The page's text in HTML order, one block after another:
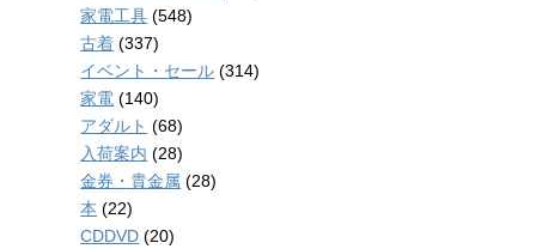
家電工具 (548)
古着 (337)
イベント・セール (314)
家電 (140)
アダルト (68)
入荷案内 (28)
金券・貴金属 (28)
本 (22)
CDDVD (20)